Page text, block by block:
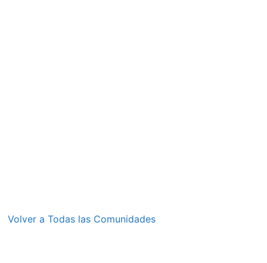
Volver a Todas las Comunidades